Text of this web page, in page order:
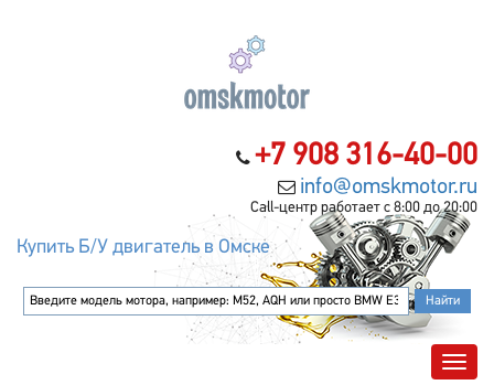
+7 908 316-40-00
info@omskmotor.ru
Call-центр работает с 8:00 до 20:00
Купить Б/У двигатель в Омске